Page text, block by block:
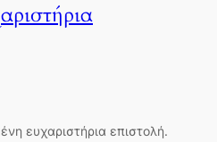
ευχαριστήρια επιστολή.